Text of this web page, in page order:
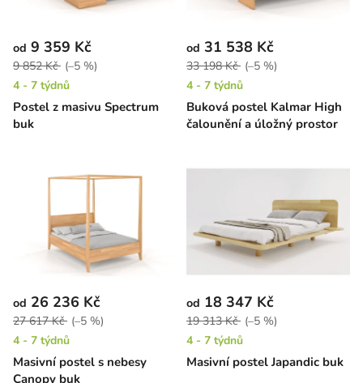
Postel z masivu Spectrum
buk
od 9 359 Kč
9 852 Kč (–5 %)
4 - 7 týdnů
Buková postel Kalmar High
čalounění a úložný prostor
od 31 538 Kč
33 198 Kč (–5 %)
4 - 7 týdnů
Masivní postel s nebesy
Canopy buk
od 26 236 Kč
27 617 Kč (–5 %)
4 - 7 týdnů
Masivní postel Japandic buk
od 18 347 Kč
19 313 Kč (–5 %)
4 - 7 týdnů